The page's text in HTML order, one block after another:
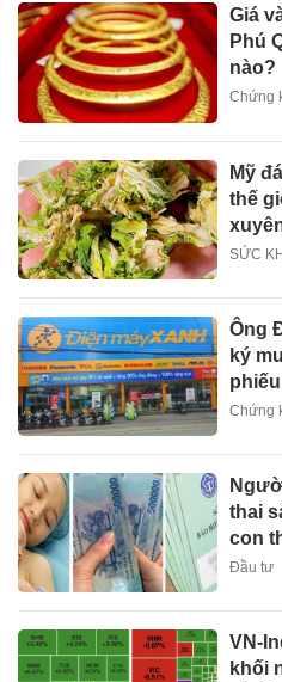
Giá
Phú
nào?
Chứng
Mỹ
thế
SỨC
Ông
ký
Chứng
thai
con
Đầu tư
VN-
khối